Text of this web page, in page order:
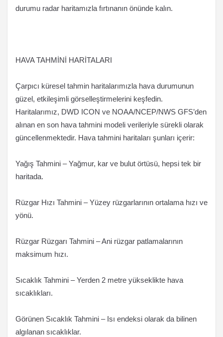
durumu radar haritamızla fırtınanın önünde kalın.
HAVA TAHMİNİ HARİTALARI
Çarpıcı küresel tahmin haritalarımızla hava durumunun
güzel, etkileşimli görselleştirmelerini keşfedin.
Haritalarımız, DWD ICON ve NOAA/NCEP/NWS GFS’den
alınan en son hava tahmini modeli verileriyle sürekli olarak
güncellenmektedir. Hava tahmini haritaları şunları içerir:
Yağış Tahmini – Yağmur, kar ve bulut örtüsü, hepsi tek bir
haritada.
Rüzgar Hızı Tahmini – Yüzey rüzgarlarının ortalama hızı ve
yönü.
Rüzgar Rüzgarı Tahmini – Ani rüzgar patlamalarının
maksimum hızı.
Sıcaklık Tahmini – Yerden 2 metre yükseklikte hava
sıcaklıkları.
Görünen Sıcaklık Tahmini – Isı endeksi olarak da bilinen
algılanan sıcaklıklar.